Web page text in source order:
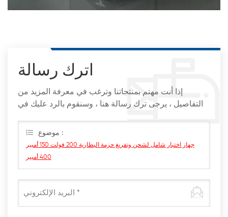
اترك رسالة
إذا أنت مهتم بمنتجاتنا وترغب في معرفة المزيد من
التفاصيل ، يرجى ترك رسالة هنا ، وسنقوم بالرد عليك في
موضوع :
جهاز اختبار شامل لشحن وتفريغ حزمة البطارية 200 فولت 150 أمبير
400 أمبير